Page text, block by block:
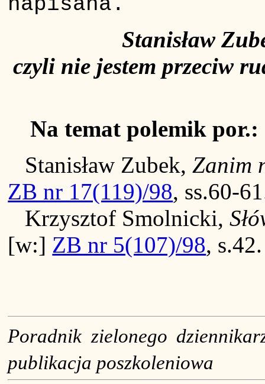
Stanisław
czyli nie jestem przeciw
Na temat polemik por.:
Stanisław Zubek, Zanim
ZB nr 17(119)/98, ss.60-
Krzysztof Smolnicki,
[w:] ZB nr 5(107)/98, s.42.
Poradnik zielonego
publikacja poszkoleniowa